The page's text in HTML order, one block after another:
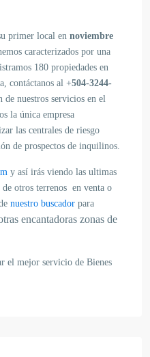
primer local en noviembre
caracterizados por una
180 propiedades en
contáctanos al +504-3244-
nuestros servicios en el
la única empresa
las centrales de riesgo
de prospectos de inquilinos.
y así irás viendo las ultimas
otros terrenos en venta o
nuestro buscador para
encantadoras zonas de
el mejor servicio de Bienes